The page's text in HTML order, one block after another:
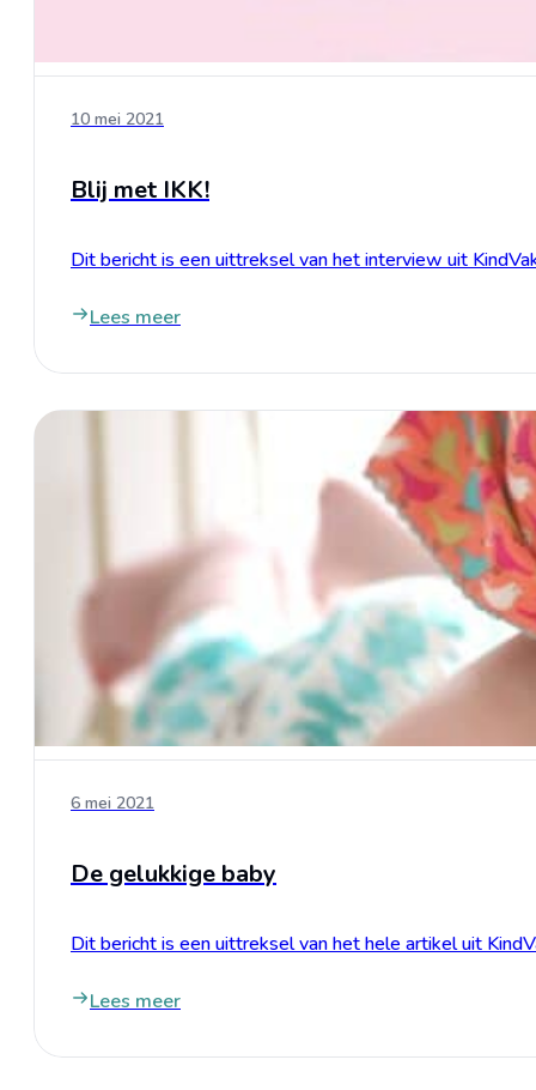
10 mei 2021
Blij met IKK!
Dit bericht is een uittreksel van het interview uit
Lees meer
6 mei 2021
De gelukkige baby
Dit bericht is een uittreksel van het hele artikel uit
Lees meer